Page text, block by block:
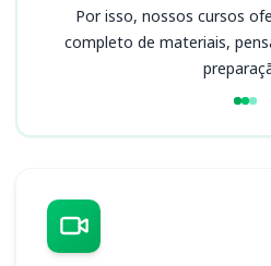
Por isso, nossos cursos
completo de materiais,